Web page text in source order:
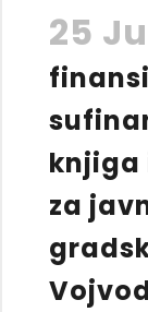
25
knjiga
za